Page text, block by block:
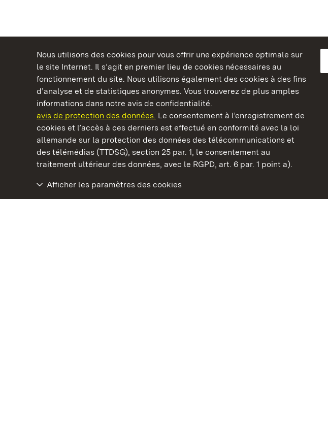
Nous utilisons des cookies pour vous offrir une expérience optimale sur
le site Internet. Il s’agit en premier lieu de cookies nécessaires au
fonctionnement du site. Nous utilisons également des cookies à des fins
d’analyse et de statistiques anonymes. Vous trouverez de plus amples
informations dans notre avis de confidentialité.
avis de protection des données. Le consentement à l’enregistrement de
cookies et l’accès à ces derniers est effectué en conformité avec la loi
allemande sur la protection des données des télécommunications et
des télémédias (TTDSG), section 25 par. 1, le consentement au
traitement ultérieur des données, avec le RGPD, art. 6 par. 1 point a).
Afficher les paramètres des cookies
Châteaux et jardins publics du Bade-Wurtemberg
Château résidentiel de Ludwigsburg